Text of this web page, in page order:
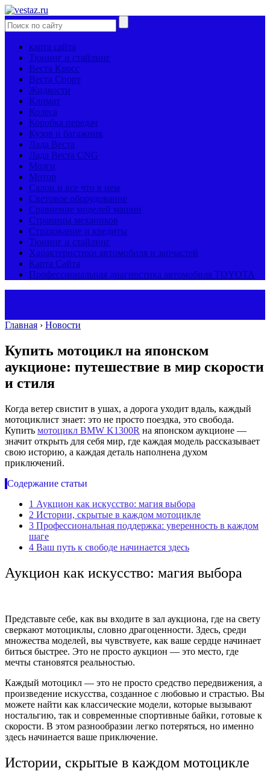
карта сайта
Тюнинг и стайлинг
Веста Кросс
Веста Спорт
Жидкости
Климат
Колеса
Коробка передач
Кузов и багажник
Лада Веста
Лада Веста CNG
Мозги
Мотор
Салон и все что в нем
Световое оборудование
Сравнение моделей машин
Страницы механиков
Страхование и кредиты
Тюнинг и стайлинг
Характеристики автомобиля и запчастей
Карта Сайта
Профессиональная диагностика автомобиля TOYOTA
Главная › Новости
Купить мотоцикл на японском
аукционе: путешествие в мир скорости
и стиля
Когда ветер свистит в ушах, а дорога уходит вдаль, каждый
мотоциклист знает: это не просто поездка, это свобода.
Купить мотоцикл BMW K1300R на японском аукционе —
значит открыть для себя мир, где каждая модель рассказывает
свою историю, а каждая деталь наполнена духом
приключений.
Содержание статьи
1 Аукцион как искусство: магия выбора
2 Истории, скрытые в каждом мотоцикле
3 Профессиональная поддержка: уверенность в каждом
шаге
4 Ваш путь к свободе начинается здесь
Аукцион как искусство: магия выбора
Представьте себе, как вы входите в зал аукциона, где на свету
сверкают мотоциклы, словно драгоценности. Здесь, среди
множества моделей, вы чувствуете, как ваше сердце начинает
биться быстрее. Это не просто аукцион — это место, где
мечты становятся реальностью.
Каждый мотоцикл — это не просто средство передвижения, а
произведение искусства, созданное с любовью и страстью. Вы
можете найти как классические модели, которые вызывают
ностальгию, так и современные спортивные байки, готовые к
скорости. В этом разнообразии легко потеряться, но именно
здесь начинается ваше приключение.
Истории, скрытые в каждом мотоцикле